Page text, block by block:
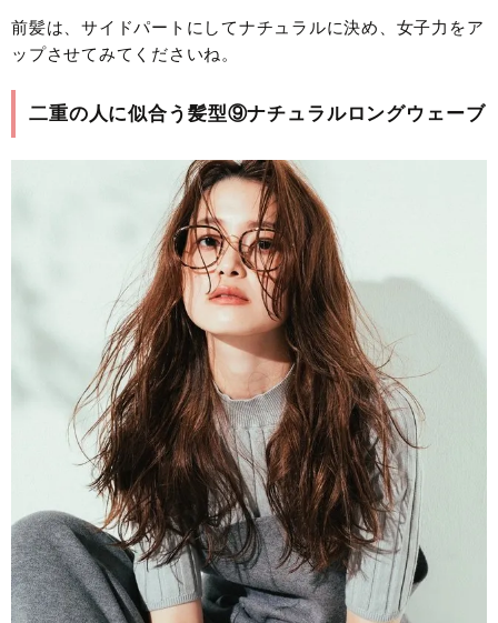
前髪は、サイドパートにしてナチュラルに決め、女子力をア
ップさせてみてくださいね。
二重の人に似合う髪型⑨ナチュラルロングウェーブ